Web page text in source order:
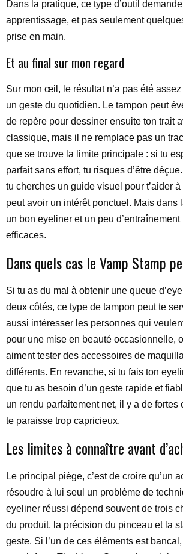
Dans la pratique, ce type d’outil
apprentissage, et pas seulement
prise en main.
Et au final sur mon regard
Sur mon œil, le résultat n’a pas été
un geste du quotidien. Le tampon peut
de repère pour dessiner ensuite ton trait
classique, mais il ne remplace pas un
que se trouve la limite principale : si tu
parfait sans effort, tu risques d’être
tu cherches un guide visuel pour t’aider
peut avoir un intérêt ponctuel. Mais dans
un bon eyeliner et un peu
efficaces.
Dans quels cas le Vamp Stamp
Si tu as du mal à obtenir une queue
deux côtés, ce type de tampon peut te
aussi intéresser les personnes qui
pour une mise en beauté occasionnelle,
aiment tester des accessoires de
différents. En revanche, si tu fais ton
que tu as besoin d’un geste rapide et
un rendu parfaitement net, il y a de fortes
te paraisse trop capricieux.
Les limites à connaître avant
Le principal piège, c’est de croire qu’un
résoudre à lui seul un problème de
eyeliner réussi dépend souvent de trois
du produit, la précision du pinceau et la
geste. Si l’un de ces éléments est